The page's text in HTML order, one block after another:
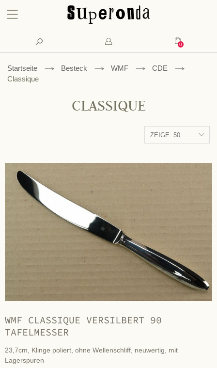
Konto
Mein
Suche
Startseite Besteck WMF
CDE
Classique
CLASSIQUE
WMF CLASSIQUE VERSILBERT 90
TAFELMESSER
23,7cm, Klinge poliert, ohne Wellenschliff, neuwertig, mit
Lagerspuren